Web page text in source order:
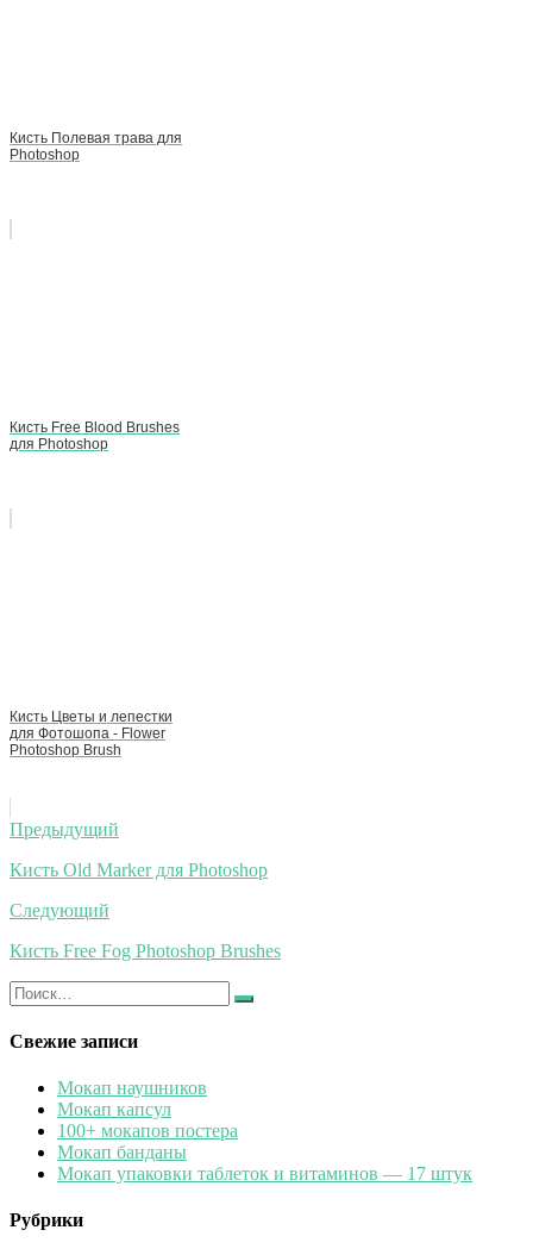
Кисть Полевая трава для
Photoshop
Кисть Free Blood Brushes
для Photoshop
Кисть Цветы и лепестки
для Фотошопа - Flower
Photoshop Brush
Навигация
по
записям
Предыдущий
Кисть Old Marker для Photoshop
Следующий
Кисть Free Fog Photoshop Brushes
Искать:
Найти
Свежие записи
Мокап наушников
Мокап капсул
100+ мокапов постера
Мокап банданы
Мокап упаковки таблеток и витаминов — 17 штук
Рубрики